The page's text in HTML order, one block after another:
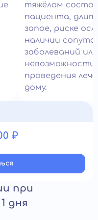
тяжёлом
пациента,
запое, риске
наличии
заболеваний или
невозможности
проведения
дому.
₽
при
дня